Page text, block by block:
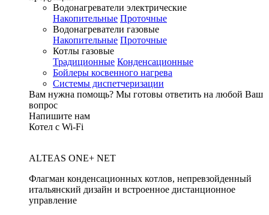
Водонагреватели электрические
Накопительные Проточные
Водонагреватели газовые
Накопительные Проточные
Котлы газовые
Традиционные Конденсационные
Бойлеры косвенного нагрева
Системы диспетчеризации
Вам нужна помощь? Мы готовы ответить на любой Ваш
вопрос
Напишите нам
Котел с Wi-Fi
ALTEAS ONE+ NET
Флагман конденсационных котлов, непревзойденный
итальянский дизайн и встроенное дистанционное
управление